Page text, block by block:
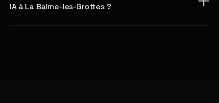
IA à La Balme-les-Grottes ?